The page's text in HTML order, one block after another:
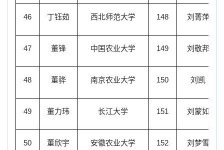
46 丁钰茹 西北师范大学 148 刘菁萍
47 董锋 中国农业大学 149 刘敬邦
48 董骅 南京农业大学 150 刘凯
49 董力玮 长江大学 151 刘蒙如
50 董欣宇 安徽农业大学 152 刘梦雪